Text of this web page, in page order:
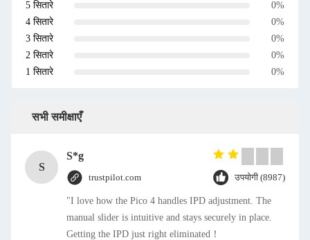
5 सितारे
0%
4 सितारे
0%
3 सितारे
0%
2 सितारे
0%
1 सितारे
0%
सभी समीक्षाएँ
S
S*g
trustpilot.com उपयोगी (8987)
"I love how the Pico 4 handles IPD adjustment. The
manual slider is intuitive and stays securely in place.
Getting the IPD just right eliminated！